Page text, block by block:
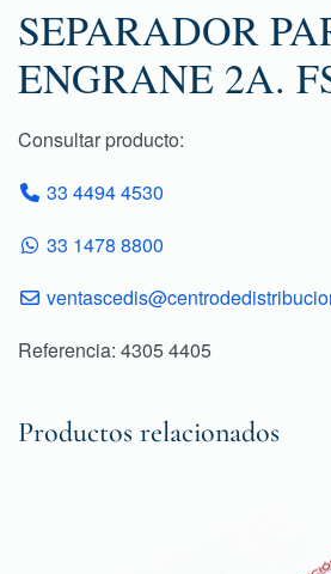
SEPARADOR
ENGRANE 2A.
Consultar producto:
33 4494 4530
33 1478 8800
Referencia: 4305 4405
Productos relacionados